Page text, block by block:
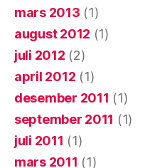
mars 2013 (1)
august 2012 (1)
juli 2012 (2)
april 2012 (1)
desember 2011 (1)
september 2011 (1)
juli 2011 (1)
mars 2011 (1)